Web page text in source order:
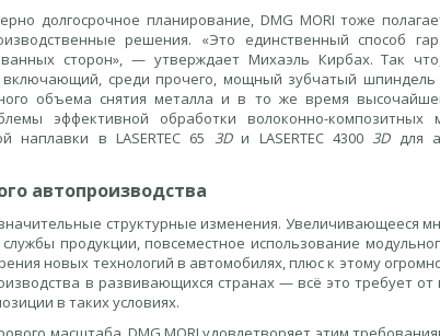
долгосрочное планирование, DMG MORI тоже
решения. «Это единственный способ
сторон», — утверждает Михаэль Кирбах. Так
среди прочего, мощный зубчатый шпиндель
объема снятия металла и в то же время
эффективной обработки волоконно-композитных
наплавки в LASERTEC 65 3Dи LASERTEC 43003Dдля
автопроизводства
структурные изменения. Увеличивающееся
продукции, повсеместное использование
новых технологий в автомобилях, плюс к этому
в развивающихся странах — всё это требует от
в таких условиях.